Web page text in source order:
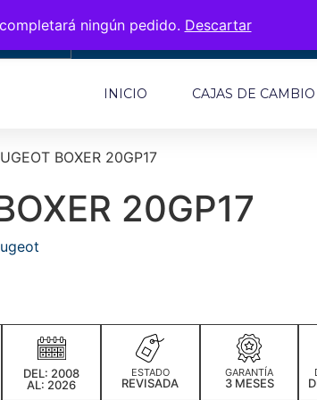
ningún pedido. Descartar
€
INICIO CAJAS DE CAMBIO
BOXER 20GP17
20GP17
DEL: 2008
AL: 2026
ESTADO
REVISADA
GARANTÍA
3 MESES